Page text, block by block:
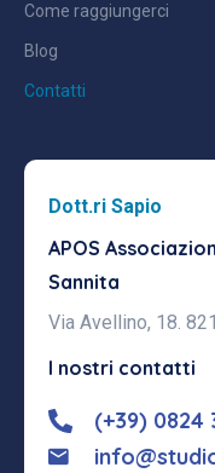
Come raggiungerci
Blog
Contatti
Dott.ri Sapio
APOS
Sannita
Via Avellino, 18.
I nostri contatti
(+39) 0824